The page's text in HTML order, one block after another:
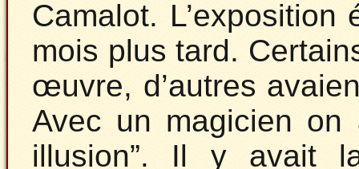
Camalot.
mois plus tard.
œuvre, d’autres
Avec un magicien on
illusion”. Il y avait